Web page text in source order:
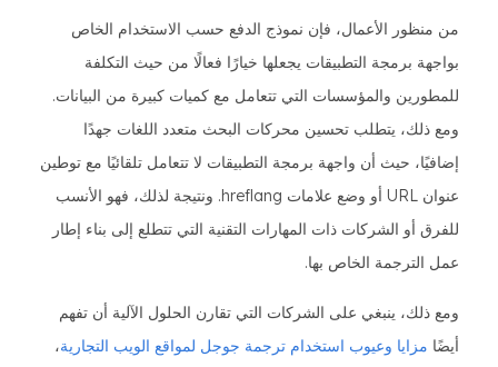
من منظور الأعمال، فإن نموذج الدفع حسب الاستخدام الخاص
بواجهة برمجة التطبيقات يجعلها خيارًا فعالًا من حيث التكلفة
للمطورين والمؤسسات التي تتعامل مع كميات كبيرة من البيانات.
ومع ذلك، يتطلب تحسين محركات البحث متعدد اللغات جهدًا
إضافيًا، حيث أن واجهة برمجة التطبيقات لا تتعامل تلقائيًا مع توطين
عنوان URL أو وضع علامات hreflang. ونتيجة لذلك، فهو الأنسب
للفرق أو الشركات ذات المهارات التقنية التي تتطلع إلى بناء إطار
عمل الترجمة الخاص بها.
ومع ذلك، ينبغي على الشركات التي تقارن الحلول الآلية أن تفهم
أيضًا مزايا وعيوب استخدام ترجمة جوجل لمواقع الويب التجارية،